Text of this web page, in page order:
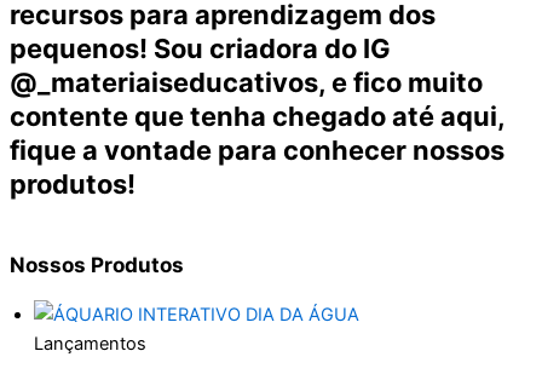
recursos para aprendizagem dos
pequenos! Sou criadora do IG
@_materiaiseducativos, e fico muito
contente que tenha chegado até aqui,
fique a vontade para conhecer nossos
produtos!
Nossos Produtos
Lançamentos